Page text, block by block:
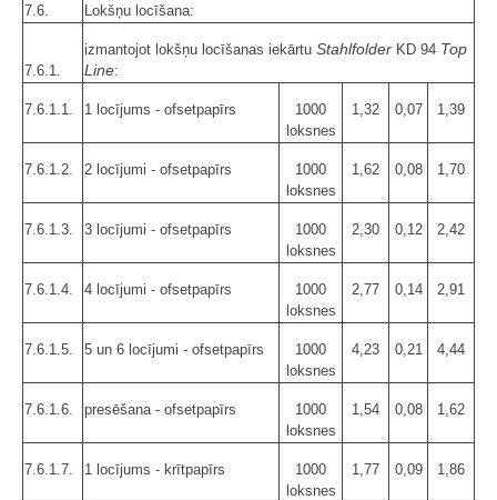
7.6. Lokšņu locīšana:
7.6.1.
izmantojot lokšņu locīšanas iekārtu Stahlfolder KD 94 Top
Line:
7.6.1.1. 1 locījums - ofsetpapīrs
1000
loksnes
1,32 0,07 1,39
7.6.1.2. 2 locījumi - ofsetpapīrs
1000
loksnes
1,62 0,08 1,70
7.6.1.3. 3 locījumi - ofsetpapīrs
1000
loksnes
2,30 0,12 2,42
7.6.1.4. 4 locījumi - ofsetpapīrs
1000
loksnes
2,77 0,14 2,91
7.6.1.5. 5 un 6 locījumi - ofsetpapīrs
1000
loksnes
4,23 0,21 4,44
7.6.1.6. presēšana - ofsetpapīrs
1000
loksnes
1,54 0,08 1,62
7.6.1.7. 1 locījums - krītpapīrs
1000
loksnes
1,77 0,09 1,86